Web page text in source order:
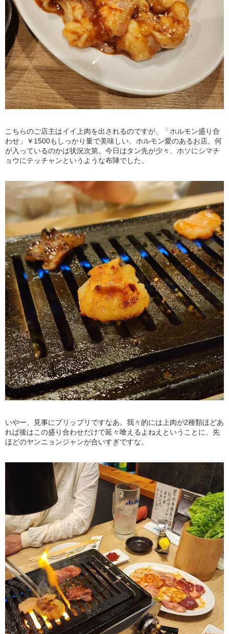
こちらのご店主はイイ上肉を出されるのですが、「ホルモン盛り合
わせ」￥1500もしっかり量で美味しい、ホルモン愛のあるお店。何
が入っているのかは状況次第。今日はタン先が少々、ホソにシマチ
ョウにテッチャンというような布陣でした。
いやー、見事にプリップリですなあ。我々的には上肉が2種類ほどあ
れば後はこの盛り合わせだけで延々喰えるよねえということに。先
ほどのヤンニョンジャンが合いすぎですな。